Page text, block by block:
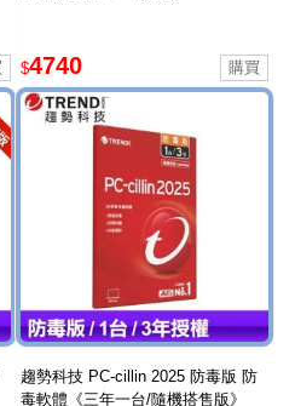
$4740
趨勢科技 PC-cillin 2025 防毒版 防
毒軟體《三年一台/隨機搭售版》